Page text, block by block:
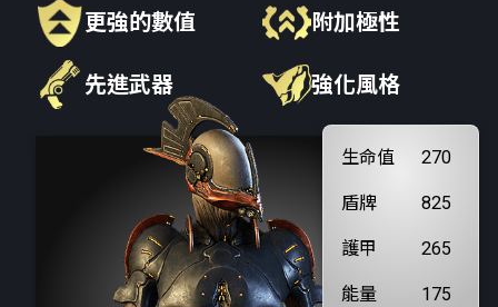
更強的數值 附加極性
先進武器 強化風格
生命值 270
盾牌 825
護甲 265
能量 175